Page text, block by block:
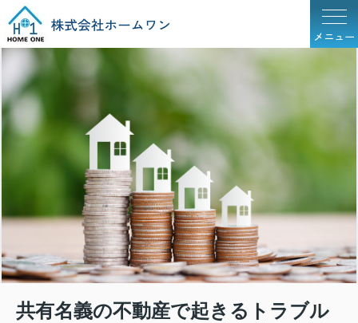
メニュー
共有名義の不動産で起きるトラブル